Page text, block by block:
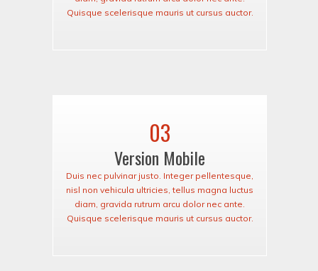
Quisque scelerisque mauris ut cursus auctor.
03
Version Mobile
Duis nec pulvinar justo. Integer pellentesque,
nisl non vehicula ultricies, tellus magna luctus
diam, gravida rutrum arcu dolor nec ante.
Quisque scelerisque mauris ut cursus auctor.